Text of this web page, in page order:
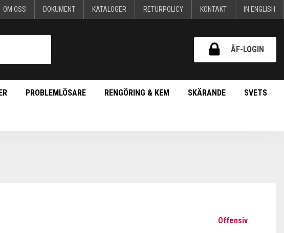
OM OSS DOKUMENT KATALOGER RETURPOLICY KONTAKT IN ENGLISH
ÅF-LOGIN
PROBLEMLÖSARE RENGÖRING & KEM SKÄRANDE SVETS
Offensiv